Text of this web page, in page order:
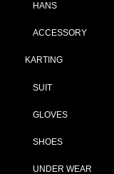
HANS
ACCESSORY
KARTING
SUIT
GLOVES
SHOES
UNDER WEAR